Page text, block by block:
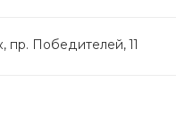
пр. Победителей, 11